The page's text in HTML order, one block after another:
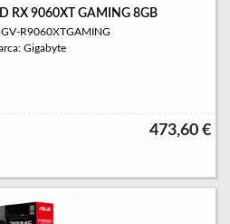
RX 9060XT GAMING 8GB
GV-R9060XTGAMING
Gigabyte
473,60 €